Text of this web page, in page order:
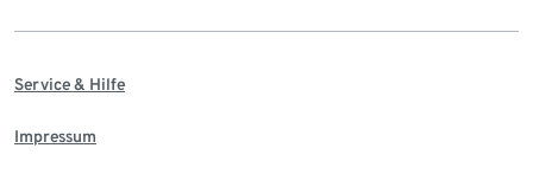
Service & Hilfe
Impressum